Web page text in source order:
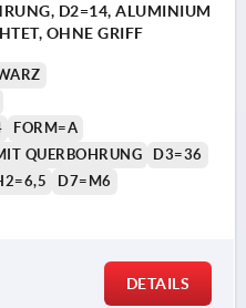
D2=14, ALUMINIUM
OHNE GRIFF
FORM=A
QUERBOHRUNG
D3=36
D7=M6
DETAILS